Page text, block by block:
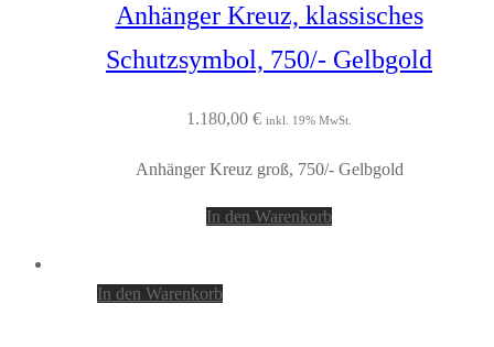
Anhänger Kreuz, klassisches
Schutzsymbol, 750/- Gelbgold
1.180,00 € inkl. 19% MwSt.
Anhänger Kreuz groß, 750/- Gelbgold
In den Warenkorb
In den Warenkorb